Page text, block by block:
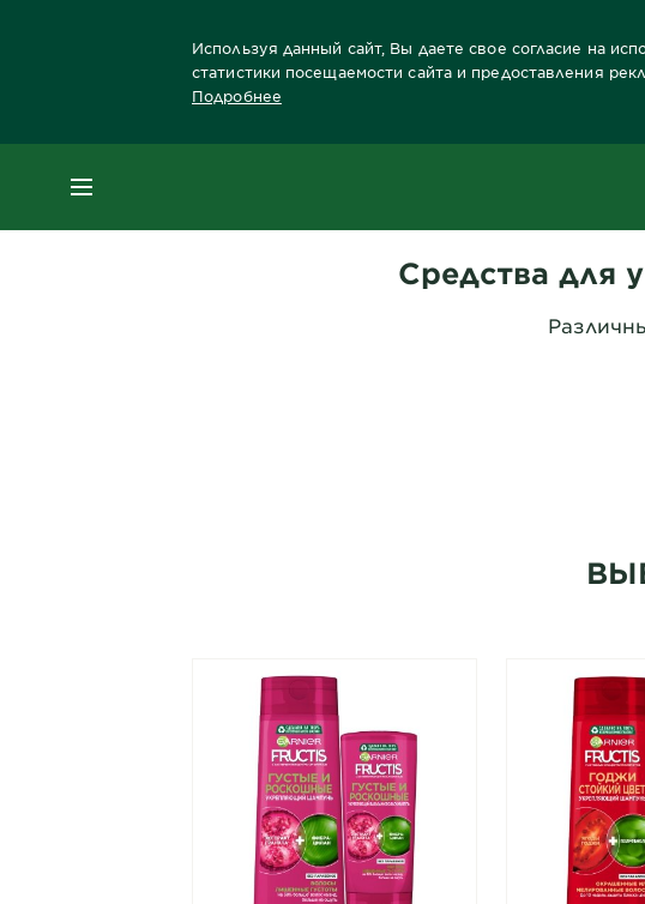
Используя данный сайт, Вы даете свое согласие на
статистики посещаемости сайта и предоставления
Подробнее
МЕНЮ
Cредства для